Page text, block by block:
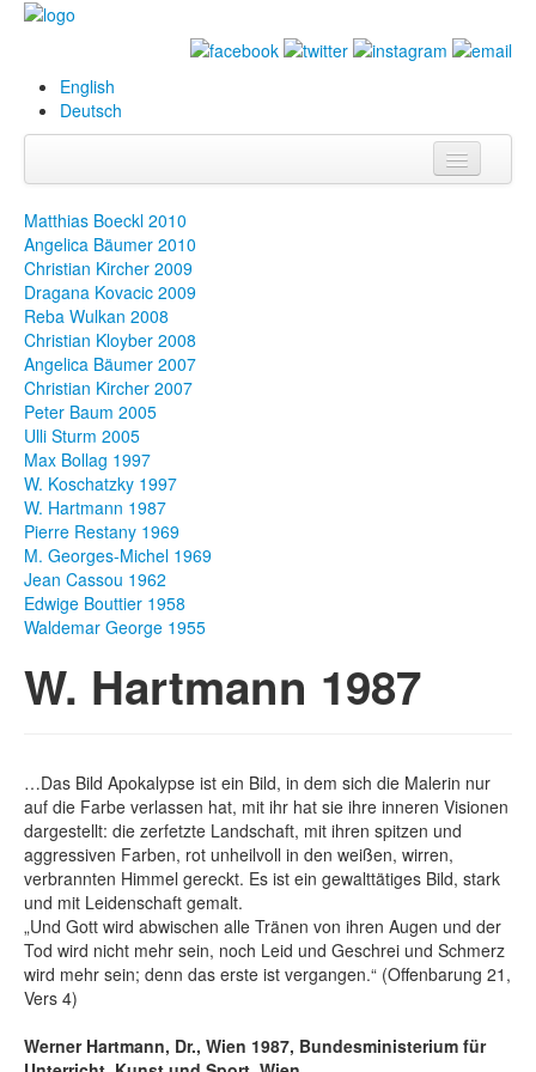
English
Deutsch
Biografie
Bilder
Datenbank
& Projekte
Events
Presse
Fotos
Publikationen
Texte
Museen
Matthias Boeckl 2010
Angelica Bäumer 2010
Christian Kircher 2009
Dragana Kovacic 2009
Reba Wulkan 2008
Christian Kloyber 2008
Angelica Bäumer 2007
Christian Kircher 2007
Peter Baum 2005
Ulli Sturm 2005
Max Bollag 1997
W. Koschatzky 1997
W. Hartmann 1987
Pierre Restany 1969
M. Georges-Michel 1969
Jean Cassou 1962
Edwige Bouttier 1958
Waldemar George 1955
W. Hartmann 1987
…Das Bild Apokalypse ist ein Bild, in dem sich die Malerin nur
auf die Farbe verlassen hat, mit ihr hat sie ihre inneren Visionen
dargestellt: die zerfetzte Landschaft, mit ihren spitzen und
aggressiven Farben, rot unheilvoll in den weißen, wirren,
verbrannten Himmel gereckt. Es ist ein gewalttätiges Bild, stark
und mit Leidenschaft gemalt.
„Und Gott wird abwischen alle Tränen von ihren Augen und der
Tod wird nicht mehr sein, noch Leid und Geschrei und Schmerz
wird mehr sein; denn das erste ist vergangen.“ (Offenbarung 21,
Vers 4)
Werner Hartmann, Dr., Wien 1987, Bundesministerium für